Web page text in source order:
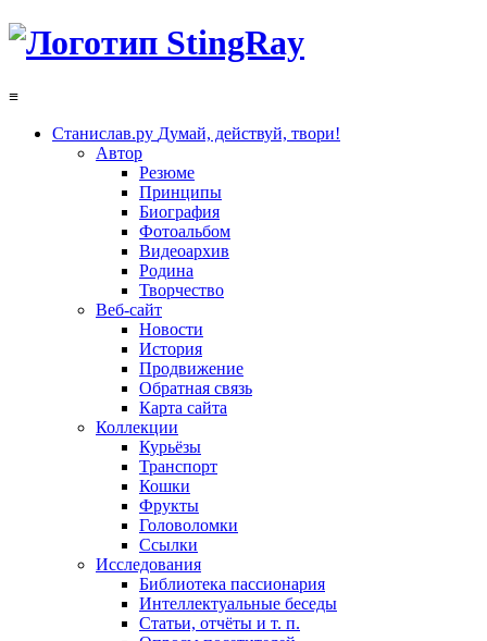
≡
Станислав.ру Думай, действуй, твори!
Автор
Резюме
Принципы
Биография
Фотоальбом
Видеоархив
Родина
Творчество
Веб-сайт
Новости
История
Продвижение
Обратная связь
Карта сайта
Коллекции
Курьёзы
Транспорт
Кошки
Фрукты
Головоломки
Ссылки
Исследования
Библиотека пассионария
Интеллектуальные беседы
Статьи, отчёты и т. п.